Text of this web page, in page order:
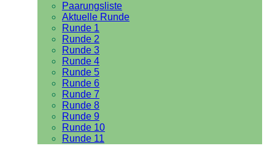
Paarungsliste
Aktuelle Runde
Runde 1
Runde 2
Runde 3
Runde 4
Runde 5
Runde 6
Runde 7
Runde 8
Runde 9
Runde 10
Runde 11